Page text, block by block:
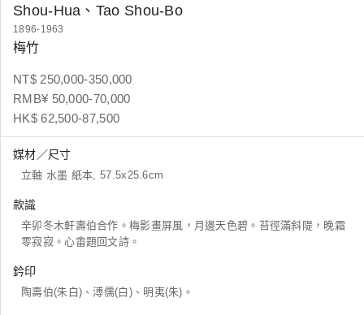
Shou-Hua、Tao Shou-Bo
1896-1963
梅竹
NT$ 250,000-350,000
RMB¥ 50,000-70,000
HK$ 62,500-87,500
媒材／尺寸
立軸 水墨 紙本, 57.5x25.6cm
款識
辛卯冬木軒壽伯合作。梅影畫屏風，月邊天色碧。苔徑滿斜隄，晚霜
零寂寂。心畬題回文詩。
鈐印
陶壽伯(朱白)、溥儒(白)、明夷(朱)。